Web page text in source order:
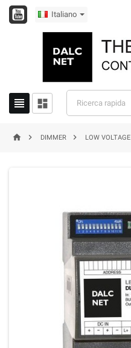
Italiano
 
  DIMMER  LOW VOLTAGE